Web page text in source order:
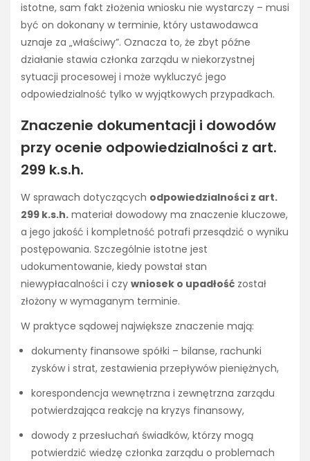
istotne, sam fakt złożenia wniosku nie wystarczy – musi
być on dokonany w terminie, który ustawodawca
uznaje za „właściwy”. Oznacza to, że zbyt późne
działanie stawia członka zarządu w niekorzystnej
sytuacji procesowej i może wykluczyć jego
odpowiedzialność tylko w wyjątkowych przypadkach.
Znaczenie dokumentacji i dowodów
przy ocenie odpowiedzialności z art.
299 k.s.h.
W sprawach dotyczących odpowiedzialności z art.
299 k.s.h. materiał dowodowy ma znaczenie kluczowe,
a jego jakość i kompletność potrafi przesądzić o wyniku
postępowania. Szczególnie istotne jest
udokumentowanie, kiedy powstał stan
niewypłacalności i czy wniosek o upadłość został
złożony w wymaganym terminie.
W praktyce sądowej największe znaczenie mają:
dokumenty finansowe spółki – bilanse, rachunki
zysków i strat, zestawienia przepływów pieniężnych,
korespondencja wewnętrzna i zewnętrzna zarządu
potwierdzająca reakcję na kryzys finansowy,
dowody z przesłuchań świadków, którzy mogą
potwierdzić wiedzę członka zarządu o problemach